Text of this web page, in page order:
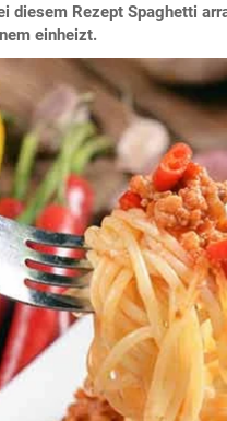
diesem Rezept Spaghetti
einheizt.